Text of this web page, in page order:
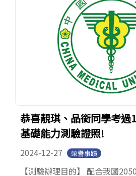
恭喜靚琪、品銜同學考過
基礎能力測驗證照!
2024-12-27 榮譽事蹟
【測驗辦理目的】 配合我國